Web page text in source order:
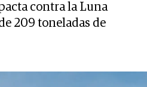
contra la Luna
209 toneladas de